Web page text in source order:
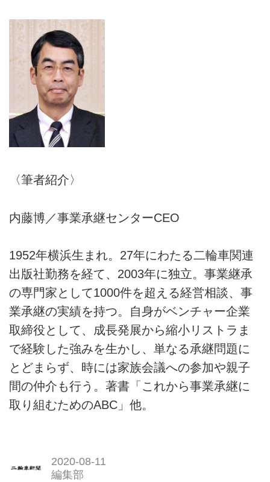
〈筆者紹介〉
内藤博／事業承継センターCEO
1952年横浜生まれ。27年にわたる二輪車関連
出版社勤務を経て、2003年に独立。事業継承
の専門家として1000件を超える経営相談、事
業承継の実績を持つ。自身がベンチャー企業
取締役として、成長発展から縮小リストラま
で経験した強みを生かし、単なる承継問題に
とどまらず、時には家族会議への参加や親子
間の仲介も行う。著書「これから事業承継に
取り組むためのABC」他。
2020-08-11
編集部